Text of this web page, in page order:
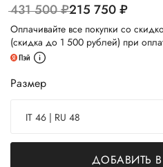
431 500руб.215 750руб.
Оплачивайте все покупки со
(скидка до 1 500 рублей) при
Размер
IT 46 | RU 48
ДОБАВИТЬ